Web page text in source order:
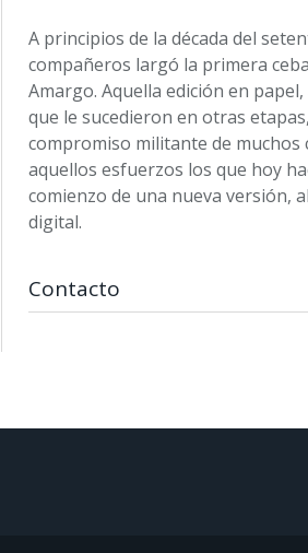
A principios de la década del
compañeros largó la primera
Amargo. Aquella edición en
que le sucedieron en otras
compromiso militante de muchos
aquellos esfuerzos los que hoy
comienzo de una nueva versión,
digital.
Contacto